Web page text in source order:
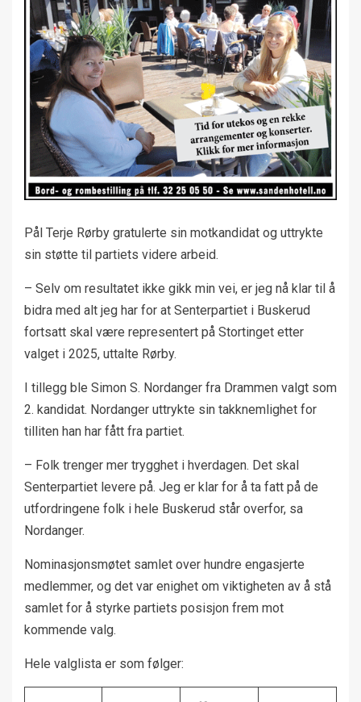
Pål Terje Rørby gratulerte sin motkandidat og uttrykte
sin støtte til partiets videre arbeid.
– Selv om resultatet ikke gikk min vei, er jeg nå klar til å
bidra med alt jeg har for at Senterpartiet i Buskerud
fortsatt skal være representert på Stortinget etter
valget i 2025, uttalte Rørby.
I tillegg ble Simon S. Nordanger fra Drammen valgt som
2. kandidat. Nordanger uttrykte sin takknemlighet for
tilliten han har fått fra partiet.
– Folk trenger mer trygghet i hverdagen. Det skal
Senterpartiet levere på. Jeg er klar for å ta fatt på de
utfordringene folk i hele Buskerud står overfor, sa
Nordanger.
Nominasjonsmøtet samlet over hundre engasjerte
medlemmer, og det var enighet om viktigheten av å stå
samlet for å styrke partiets posisjon frem mot
kommende valg.
Hele valglista er som følger: